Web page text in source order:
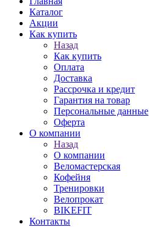
Каталог
Акции
Как купить
Назад
Как купить
Оплата
Доставка
Рассрочка и кредит
Гарантия на товар
Персональные данные
Оферта
О компании
Назад
О компании
Веломастерская
Кофейня
Тренировки
Велопрокат
BIKEFIT
Контакты